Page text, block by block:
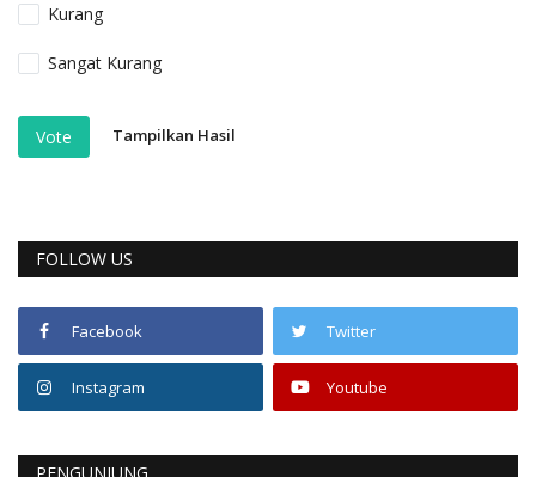
Kurang
Sangat Kurang
Vote Tampilkan Hasil
FOLLOW US
Facebook Twitter
Instagram Youtube